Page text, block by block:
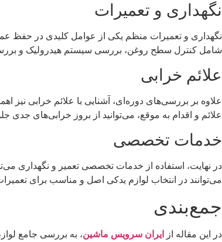
نگهداری و تعمیرات
نگهداری و تعمیرات منظم یکی از عوامل کلیدی در حفظ
شامل کنترل سطح روغن، بررسی سیستم هیدرولیک و بررسی
علائم خرابی
علاوه بر بررسی‌های دوره‌ای، آشنایی با علائم خرابی
علائم و اقدام به موقع، می‌توانید از بروز خرابی‌های جدی
خدمات تخصصی
در نهایت، استفاده از خدمات تخصصی تعمیر و نگهداری
می‌توانند در انتخاب لوازم یدکی اصل و مناسب برای
جمع‌بندی
در این مقاله از ایران سرویس ماشین، به بررسی جامع